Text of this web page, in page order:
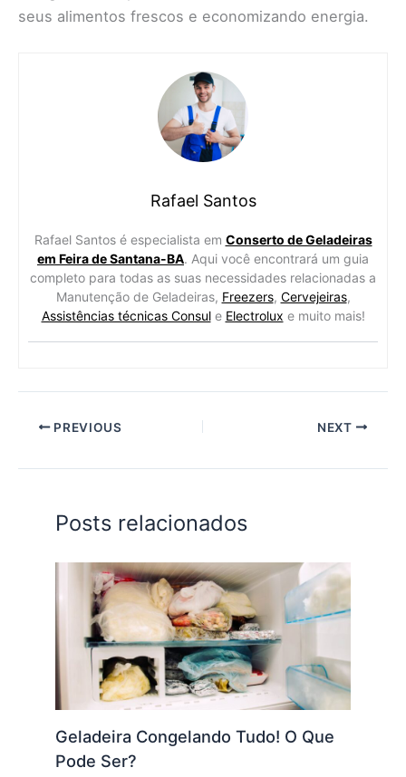
seus alimentos frescos e economizando energia.
Rafael Santos
Rafael Santos é especialista em Conserto de Geladeiras
em Feira de Santana-BA. Aqui você encontrará um guia
completo para todas as suas necessidades relacionadas a
Manutenção de Geladeiras, Freezers, Cervejeiras,
Assistências técnicas Consule Electrolux e muito mais!
PREVIOUS NEXT
Posts relacionados
Geladeira Congelando Tudo! O Que
Pode Ser?